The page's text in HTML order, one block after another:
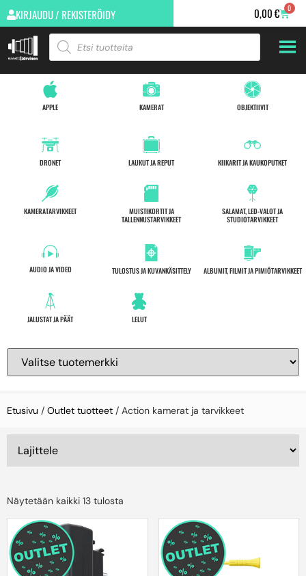
KIRJAUDU / REKISTERÖIDY 0,00€ 0
APPLE
DRONET
KAMERAT
LAUKUT JA REPUT
OBJEKTIIVIT
KIIKARIT JA KAUKOPUTKET
KAMERATARVIKKEET
AUDIO JA VIDEO
MUISTIKORTIT JA
TALLENNUSTARVIKKEET
TULOSTUS JA KUVANKÄSITTELY
SALAMAT, LED-VALOT JA
STUDIOTARVIKKEET
ALBUMIT, FILMIT JA PIMIÖTARVIKKEET
JALUSTAT JA PÄÄT LELUT
Etusivu / Outlet tuotteet / Action kamerat ja tarvikkeet
Näytetään kaikki 13 tulosta